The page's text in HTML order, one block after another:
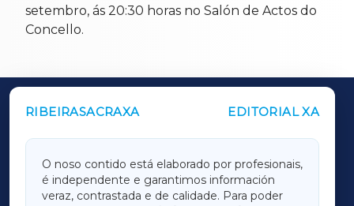
setembro, ás 20:30 horas no Salón de Actos do
Concello.
RIBEIRASACRAXA EDITORIAL XA
O noso contido está elaborado por profesionais,
é independente e garantimos información
veraz, contrastada e de calidade. Para poder
OUTROS PERIÓDICOS
LUGOXA